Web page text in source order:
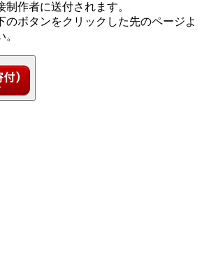
作者に送付されます。
のボタンをクリックした先のページよ